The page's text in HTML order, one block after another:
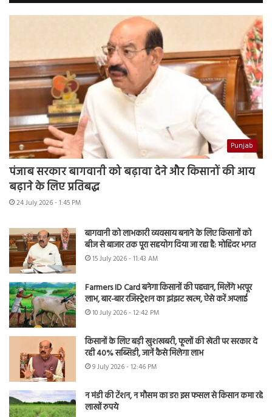
Punjab
पंजाब सरकार बागवानी को बढ़ावा देने और किसानों की आय
बढ़ाने के लिए प्रतिबद्ध
24 July 2026 - 1:45 PM
बागवानी को लाभकारी व्यवसाय बनाने के लिए किसानों को
बीज से बाजार तक पूरा सहयोग दिया जा रहा है: मोहिंदर भगत
15 July 2026 - 11:43 AM
Farmers ID Card बनेगा किसानों की पहचान, मिलेंगे भरपूर
लाभ, बार-बार रजिस्ट्रेशन का झंझट खत्म, ऐसे करें अप्लाई
10 July 2026 - 12:42 PM
किसानों के लिए बड़ी खुशखबरी, फूलों की खेती पर सरकार दे
रही 40% सब्सिडी, जानें कैसे मिलेगा लाभ
9 July 2026 - 12:46 PM
न मंडी की टेंशन, न मौसम का डर! इस फसल से किसान कमा रहे
लाखों रुपये